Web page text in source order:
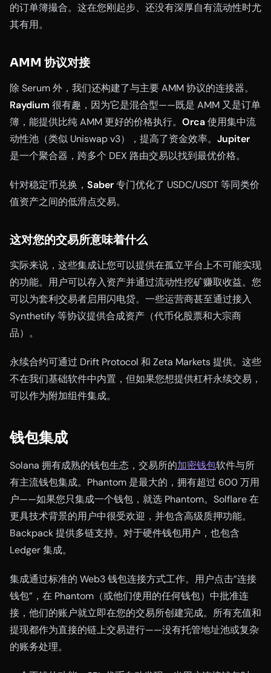
的订单簿撮合。这在您刚起步、还没有深厚自有流动性时尤
其有用。
AMM 协议对接
除 Serum 外，我们还构建了与主要 AMM 协议的连接器。
Raydium 很有趣，因为它是混合型——既是 AMM 又是订单
簿，能提供比纯 AMM 更好的价格执行。 Orca使用集中流
动性池（类似 Uniswap v3），提高了资金效率。 Jupiter
是一个聚合器，跨多个 DEX 路由交易以找到最优价格。
针对稳定币兑换， Saber专门优化了 USDC/USDT 等同类价
值资产之间的低滑点交易。
这对您的交易所意味着什么
实际来说，这些集成让您可以提供在孤立平台上不可能实现
的功能。用户可以存入资产并通过流动性挖矿赚取收益。您
可以为套利交易者启用闪电贷。一些运营商甚至通过接入
Synthetify 等协议提供合成资产（代币化股票和大宗商
品）。
永续合约可通过 Drift Protocol 和 Zeta Markets 提供。这些
不在我们基础软件中内置，但如果您想提供杠杆永续交易，
可以作为附加组件集成。
钱包集成
Solana 拥有成熟的钱包生态，交易所的加密钱包软件与所
有主流钱包集成。Phantom 是最大的，拥有超过 600 万用
户——如果您只集成一个钱包，就选 Phantom。Solflare 在
更具技术背景的用户中很受欢迎，并包含高级质押功能。
Backpack 提供多链支持。对于硬件钱包用户，也包含
Ledger 集成。
集成通过标准的 Web3 钱包连接方式工作。用户点击”连接
钱包”，在 Phantom（或他们使用的任何钱包）中批准连
接，他们的账户就立即在您的交易所创建完成。所有充值和
提现都作为直接的链上交易进行——没有托管地址池或复杂
的账务处理。